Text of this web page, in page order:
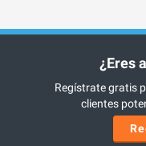
¿Eres
Regístrate gratis
clientes